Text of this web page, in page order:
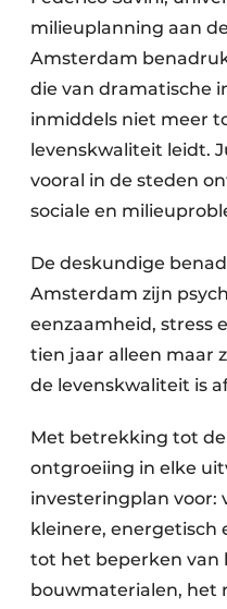
milieuplanning aan
Amsterdam
die van dramatische
inmiddels niet meer
levenskwaliteit leidt.
vooral in de steden
sociale en
De deskundige
Amsterdam zijn
eenzaamheid, stress
tien jaar alleen maar
de levenskwaliteit is
Met betrekking tot
ontgroeiing in elke
investeringplan voor:
kleinere, energetisch
tot het beperken van
bouwmaterialen, het